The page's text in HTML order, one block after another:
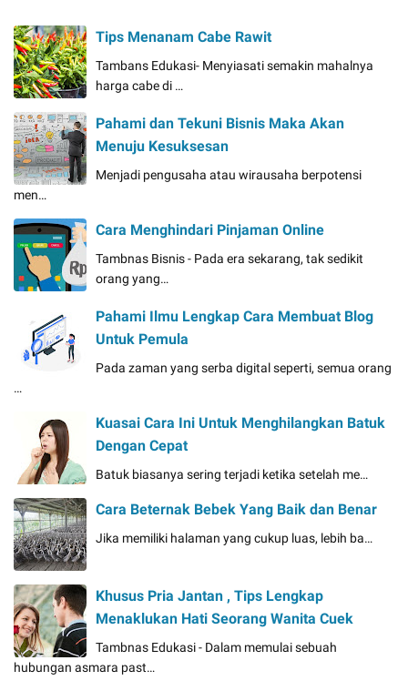
Tips Menanam Cabe Rawit
Tambans Edukasi- Menyiasati semakin mahalnya
harga cabe di …
Pahami dan Tekuni Bisnis Maka Akan
Menuju Kesuksesan
Menjadi pengusaha atau wirausaha berpotensi
men…
Cara Menghindari Pinjaman Online
Tambnas Bisnis - Pada era sekarang, tak sedikit
orang yang…
Pahami Ilmu Lengkap Cara Membuat Blog
Untuk Pemula
Pada zaman yang serba digital seperti, semua orang
…
Kuasai Cara Ini Untuk Menghilangkan Batuk
Dengan Cepat
Batuk biasanya sering terjadi ketika setelah me…
Cara Beternak Bebek Yang Baik dan Benar
Jika memiliki halaman yang cukup luas, lebih ba…
Khusus Pria Jantan , Tips Lengkap
Menaklukan Hati Seorang Wanita Cuek
Tambnas Edukasi - Dalam memulai sebuah
hubungan asmara past…